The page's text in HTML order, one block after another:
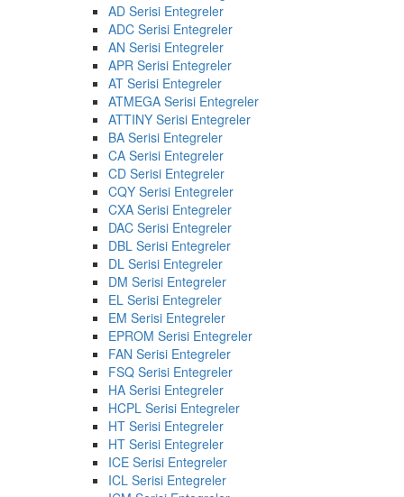
AD Serisi Entegreler
ADC Serisi Entegreler
AN Serisi Entegreler
APR Serisi Entegreler
AT Serisi Entegreler
ATMEGA Serisi Entegreler
ATTINY Serisi Entegreler
BA Serisi Entegreler
CA Serisi Entegreler
CD Serisi Entegreler
CQY Serisi Entegreler
CXA Serisi Entegreler
DAC Serisi Entegreler
DBL Serisi Entegreler
DL Serisi Entegreler
DM Serisi Entegreler
EL Serisi Entegreler
EM Serisi Entegreler
EPROM Serisi Entegreler
FAN Serisi Entegreler
FSQ Serisi Entegreler
HA Serisi Entegreler
HCPL Serisi Entegreler
HT Serisi Entegreler
HT Serisi Entegreler
ICE Serisi Entegreler
ICL Serisi Entegreler